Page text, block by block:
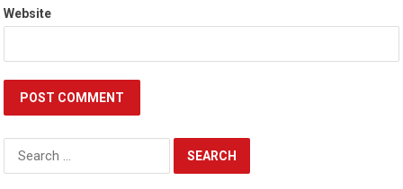
Website
Search